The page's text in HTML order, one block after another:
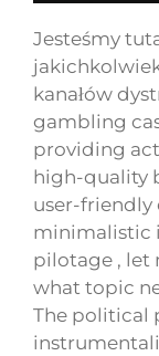
Jesteśmy
kanałów
gambling
providing
high-quality
user-friendly
minimalistic
pilotage , let
what topic
The political